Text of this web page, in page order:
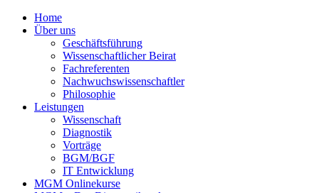
Home
Über uns
Geschäftsführung
Wissenschaftlicher Beirat
Fachreferenten
Nachwuchswissenschaftler
Philosophie
Leistungen
Wissenschaft
Diagnostik
Vorträge
BGM/BGF
IT Entwicklung
MGM Onlinekurse